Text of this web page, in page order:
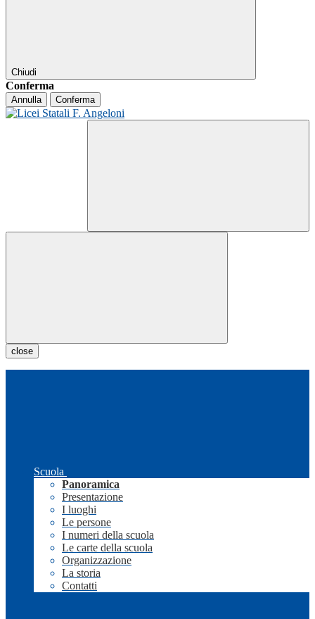
Chiudi
Conferma
Annulla Conferma
close
Scuola
Panoramica
Presentazione
I luoghi
Le persone
I numeri della scuola
Le carte della scuola
Organizzazione
La storia
Contatti